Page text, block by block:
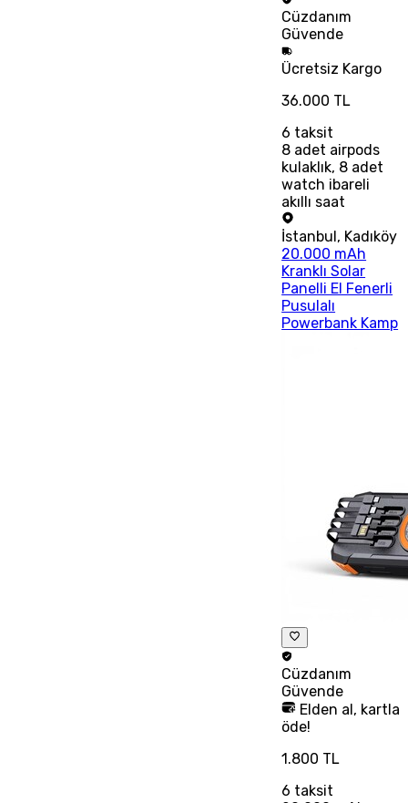
Cüzdanım
Güvende
Ücretsiz Kargo
36.000 TL
6 taksit
8 adet airpods
kulaklık, 8 adet
watch ibareli
akıllı saat
İstanbul , Kadıköy
20.000 mAh
Kranklı Solar
Panelli El Fenerli
Pusulalı
Powerbank Kamp
Cüzdanım
Güvende
Elden al, kartla
öde!
1.800 TL
6 taksit